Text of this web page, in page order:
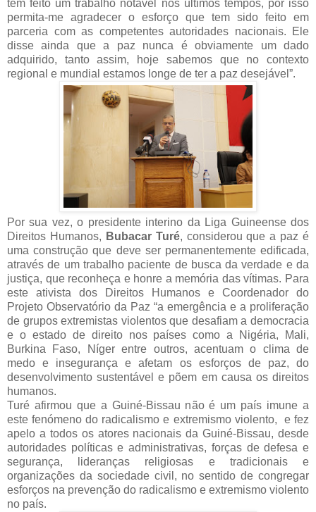
tem feito um trabalho notável nos últimos tempos, por isso
permita-me agradecer o esforço que tem sido feito em
parceria com as competentes autoridades nacionais. Ele
disse ainda que a paz nunca é obviamente um dado
adquirido, tanto assim, hoje sabemos que no contexto
regional e mundial estamos longe de ter a paz desejável”.
Por sua vez, o presidente interino da Liga Guineense dos
Direitos Humanos, Bubacar Turé, considerou que a paz é
uma construção que deve ser permanentemente edificada,
através de um trabalho paciente de busca da verdade e da
justiça, que reconheça e honre a memória das vítimas. Para
este ativista dos Direitos Humanos e Coordenador do
Projeto Observatório da Paz “a emergência e a proliferação
de grupos extremistas violentos que desafiam a democracia
e o estado de direito nos países como a Nigéria, Mali,
Burkina Faso, Níger entre outros, acentuam o clima de
medo e insegurança e afetam os esforços de paz, do
desenvolvimento sustentável e põem em causa os direitos
humanos.
Turé afirmou que a Guiné-Bissau não é um país imune a
este fenómeno do radicalismo e extremismo violento, e fez
apelo a todos os atores nacionais da Guiné-Bissau, desde
autoridades políticas e administrativas, forças de defesa e
segurança, lideranças religiosas e tradicionais e
organizações da sociedade civil, no sentido de congregar
esforços na prevenção do radicalismo e extremismo violento
no país.